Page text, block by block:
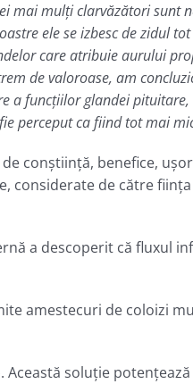
mai mulţi clarvăzători sunt
ele se izbesc de zidul
care atribuie aurului
de valoroase, am
a funcţiilor glandei
perceput ca fiind tot mai
conştiinţă, benefice,
considerate de către fiinţa
a descoperit că fluxul
amestecuri de coloizi
soluţie